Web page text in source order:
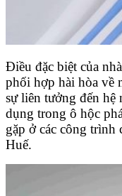
Điều đặc biệt của
phối hợp hài hòa về
sự liên tưởng đến hệ
dụng trong ô hộc
gặp ở các công
Huế.